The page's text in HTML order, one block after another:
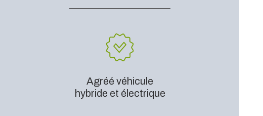
Agréé véhicule
hybride et électrique